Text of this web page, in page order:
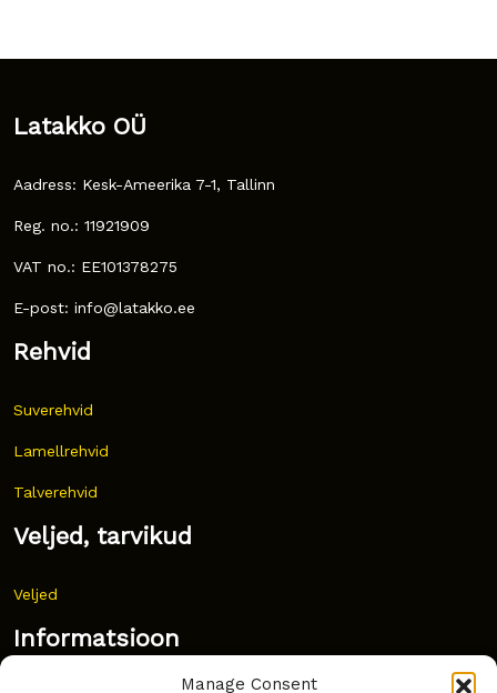
Manage Consent
Latakko OÜ
Aadress: Kesk-Ameerika 7-1, Tallinn
Reg. no.: 11921909
VAT no.: EE101378275
E-post: info@latakko.ee
Rehvid
Suverehvid
Lamellrehvid
Talverehvid
Veljed, tarvikud
Veljed
Informatsioon